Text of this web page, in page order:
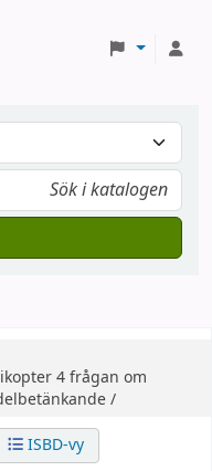
4frågan om
/
ISBD-vy